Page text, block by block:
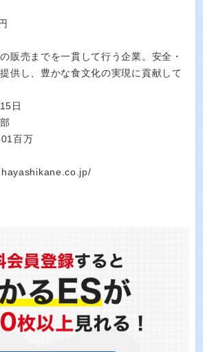
販売までを一貫して行う企業。安全・
供し、豊かな食文化の実現に貢献して
日
百万